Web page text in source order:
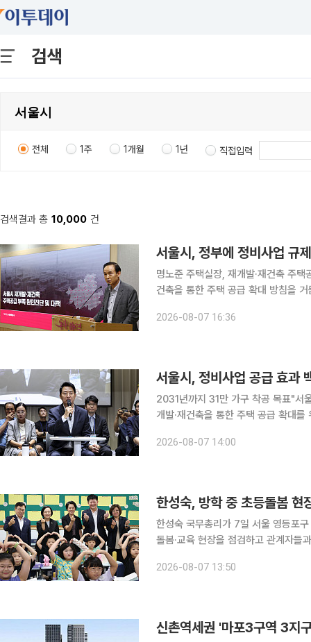
검색
전체 1주 1개월 1년 직접입력
검색결과 총 10,000 건
서울시, 정부에 정비사업
명노준 주택실장, 재개발·재건축 주택공급 부
건축을 통한 주택 공급 확대 방침을
가구 착공 목표에 차질이 없다는 입장
2026-08-07 16:36
서울시, 정비사업 공급 효
2031년까지 31만 가구 착공 목표"서울 주택
개발·재건축을 통한 주택 공급 확대
해 2031년까지 정비사업 31만 가구
2026-08-07 14:00
한성숙, 방학 중 초등돌봄
한성숙 국무총리가 7일 서울 영등포
돌봄·교육 현장을 점검하고 관계자들과 간담회를 가졌다. 이번
2026-08-07 13:50
신촌역세권 '마포3구역 3